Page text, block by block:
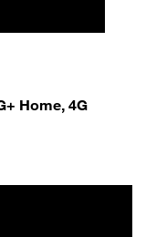
Home, 4G